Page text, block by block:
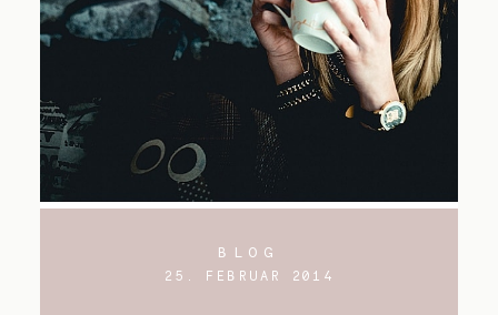
BLOG
25. FEBRUAR 2014